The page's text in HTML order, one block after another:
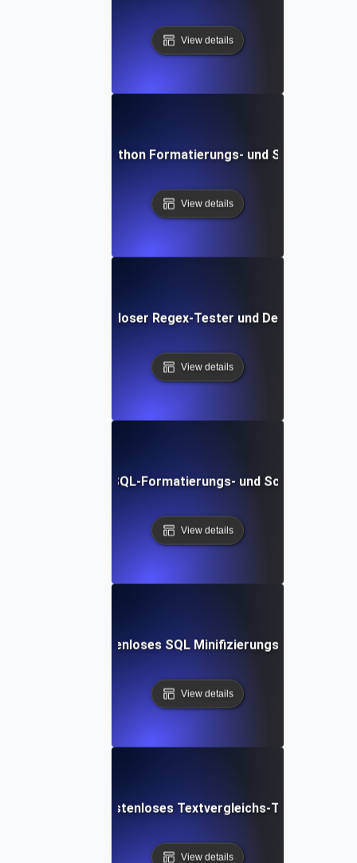
View details
Kostenloses Python Formatierungs- und Schönheits-
View details
Kostenloser Regex-Tester und Debugger
View details
Kostenloses SQL-Formatierungs- und Schönheits-
View details
Kostenloses SQL Minifizierungs-Tool
View details
Kostenloses Textvergleichs-Tool
View details